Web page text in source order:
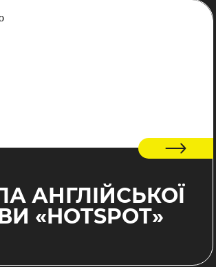
АНГЛІЙСЬКОЇ
«HOTSPOT»